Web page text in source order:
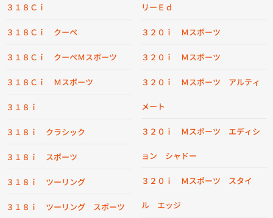
３１８Ｃｉ
３１８Ｃｉ クーペ
３１８Ｃｉ クーペＭスポーツ
３１８Ｃｉ Ｍスポーツ
３１８ｉ
３１８ｉ クラシック
３１８ｉ スポーツ
３１８ｉ ツーリング
３１８ｉ ツーリング スポーツ
リーＥｄ
３２０ｉ Ｍスポーツ
３２０ｉ Ｍスポーツ
３２０ｉ Ｍスポーツ アルティ
メート
３２０ｉ Ｍスポーツ エディシ
ョン シャドー
３２０ｉ Ｍスポーツ スタイ
ル エッジ